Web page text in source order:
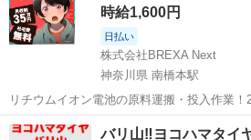
時給1,600円
日払い
株式会社BREXA Next
神奈川県 南橋本駅
リチウムイオン電池の原料運搬・投入作業
ワンルーム寮完備！赴任旅費会社負担！年
ト免許お持ちの方、活躍中！就業先食堂利
神奈川 相模原市 南橋本駅 その他
バリ山‼️ヨコハマタ